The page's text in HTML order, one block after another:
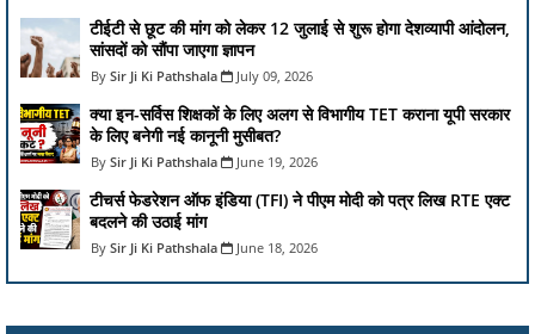
टीईटी से छूट की मांग को लेकर 12 जुलाई से शुरू होगा देशव्यापी आंदोलन,
सांसदों को सौंपा जाएगा ज्ञापन
Sir Ji Ki Pathshala July 09, 2026
क्या इन-सर्विस शिक्षकों के लिए अलग से विभागीय TET कराना यूपी सरकार
के लिए बनेगी नई कानूनी मुसीबत?
Sir Ji Ki Pathshala June 19, 2026
टीचर्स फेडरेशन ऑफ इंडिया (TFI) ने पीएम मोदी को पत्र लिख RTE एक्ट
बदलने की उठाई मांग
Sir Ji Ki Pathshala June 18, 2026